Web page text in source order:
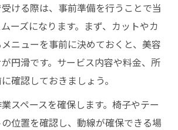
ける際は、事前準備を行うことで当
ーズになります。まず、カットやカ
ニューを事前に決めておくと、美容
円滑です。サービス内容や料金、所
確認しておきましょう。
スペースを確保します。椅子やテー
位置を確認し、動線が確保できる場